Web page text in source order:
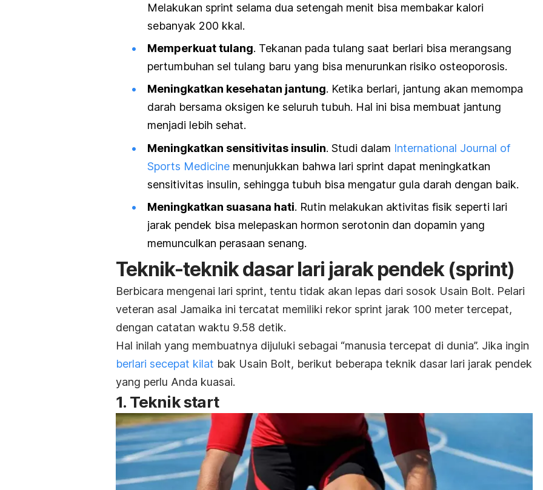
Melakukan sprint selama dua setengah menit bisa membakar kalori
sebanyak 200 kkal.
Memperkuat tulang. Tekanan pada tulang saat berlari bisa merangsang
pertumbuhan sel tulang baru yang bisa menurunkan risiko osteoporosis.
Meningkatkan kesehatan jantung. Ketika berlari, jantung akan memompa
darah bersama oksigen ke seluruh tubuh. Hal ini bisa membuat jantung
menjadi lebih sehat.
Meningkatkan sensitivitas insulin. Studi dalam International Journal of
Sports Medicine menunjukkan bahwa lari sprint dapat meningkatkan
sensitivitas insulin, sehingga tubuh bisa mengatur gula darah dengan baik.
Meningkatkan suasana hati. Rutin melakukan aktivitas fisik seperti lari
jarak pendek bisa melepaskan hormon serotonin dan dopamin yang
memunculkan perasaan senang.
Teknik-teknik dasar lari jarak pendek (sprint)
Berbicara mengenai lari sprint, tentu tidak akan lepas dari sosok Usain Bolt. Pelari
veteran asal Jamaika ini tercatat memiliki rekor sprint jarak 100 meter tercepat,
dengan catatan waktu 9.58 detik.
Hal inilah yang membuatnya dijuluki sebagai “manusia tercepat di dunia”. Jika ingin
berlari secepat kilat bak Usain Bolt, berikut beberapa teknik dasar lari jarak pendek
yang perlu Anda kuasai.
1. Teknikstart